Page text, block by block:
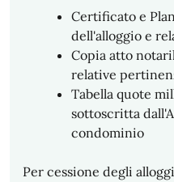
Certificato e
dell'alloggio e
Copia atto
relative
Tabella quote
sottoscritta
condominio
Per cessione degli